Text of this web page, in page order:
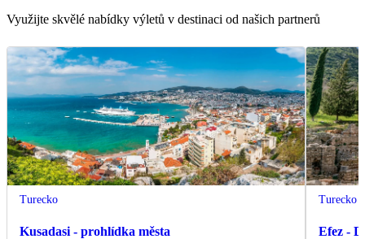
Využijte skvělé nabídky výletů v destinaci od našich partnerů
Turecko
Kusadasi - prohlídka města
Turecko
Efez -